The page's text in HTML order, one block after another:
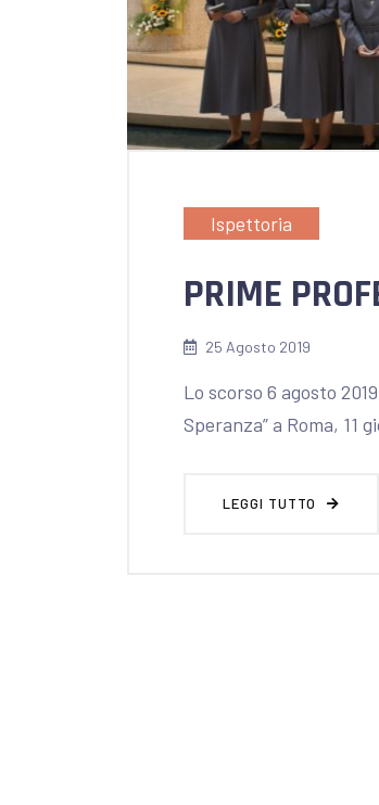
Ispettoria
PRIME
25 Agosto 2019
Lo scorso 6 agosto
Speranza” a Roma, 11
LEGGI TUTTO